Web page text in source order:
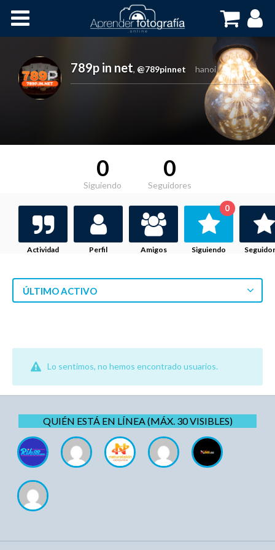
Cursos OnLine
789p in net, @789pinnet hanoi
0
Siguiendo
0
Seguidores
Actividad Perfil Amigos Siguiendo
0
ÚLTIMO ACTIVO
Lo sentimos, no hemos encontrado usuarios.
QUIÉN ESTÁ EN LÍNEA (MÁX. 30 VISIBLES)